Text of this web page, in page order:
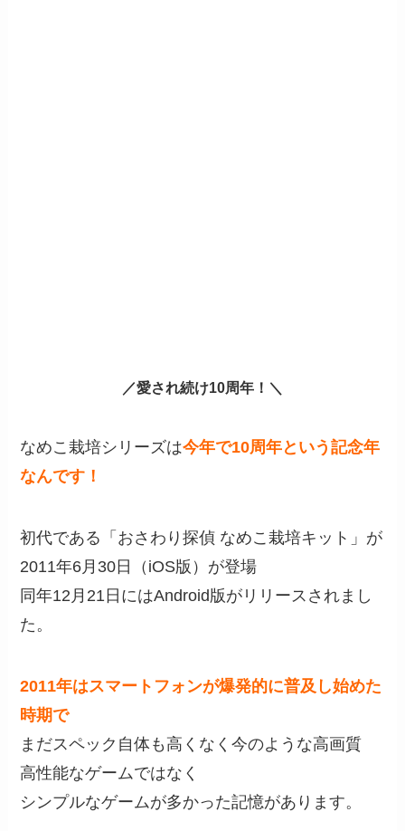
／愛され続け10周年！＼
なめこ栽培シリーズは今年で10周年という記念年
なんです！
初代である「おさわり探偵 なめこ栽培キット」が
2011年6月30日（iOS版）が登場
同年12月21日にはAndroid版がリリースされまし
た。
2011年はスマートフォンが爆発的に普及し始めた
時期で
まだスペック自体も高くなく今のような高画質
高性能なゲームではなく
シンプルなゲームが多かった記憶があります。